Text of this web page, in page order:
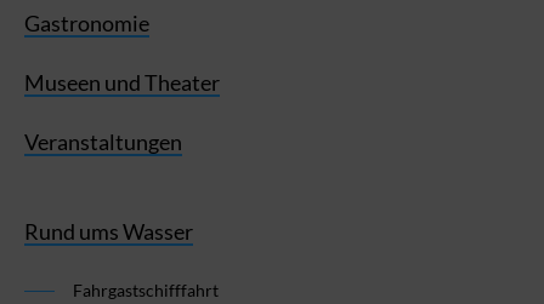
Gastronomie
Museen und Theater
Veranstaltungen
Rund ums Wasser
Fahrgastschifffahrt